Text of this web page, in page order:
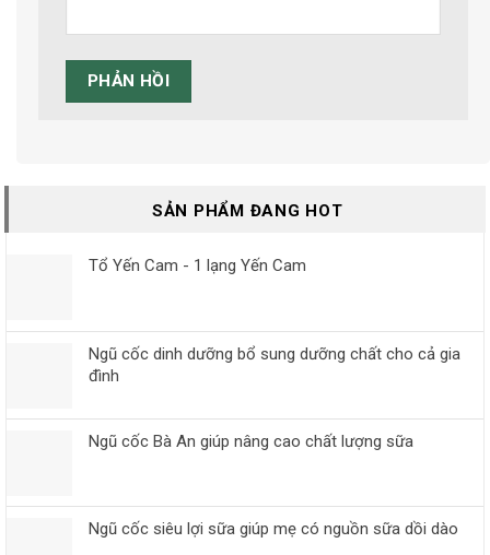
SẢN PHẨM ĐANG HOT
Tổ Yến Cam - 1 lạng Yến Cam
Ngũ cốc dinh dưỡng bổ sung dưỡng chất cho cả gia
đình
Ngũ cốc Bà An giúp nâng cao chất lượng sữa
Ngũ cốc siêu lợi sữa giúp mẹ có nguồn sữa dồi dào